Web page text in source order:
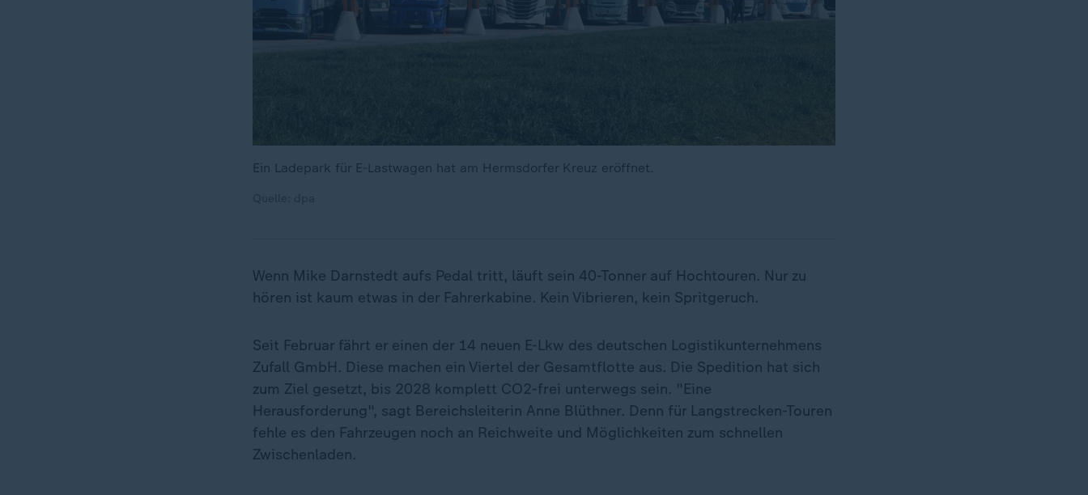
Ein Ladepark für E-Lastwagen hat am Hermsdorfer Kreuz eröffnet.
Wenn Mike Darnstedt aufs Pedal tritt, läuft sein 40-Tonner auf Hochtouren. Nur zu
hören ist kaum etwas in der Fahrerkabine. Kein Vibrieren, kein Spritgeruch.
Seit Februar fährt er einen der 14 neuen E-Lkw des deutschen Logistikunternehmens
Zufall GmbH. Diese machen ein Viertel der Gesamtflotte aus. Die Spedition hat sich
zum Ziel gesetzt, bis 2028 komplett CO2-frei unterwegs sein. "Eine
Herausforderung", sagt Bereichsleiterin Anne Blüthner. Denn für Langstrecken-Touren
fehle es den Fahrzeugen noch an Reichweite und Möglichkeiten zum schnellen
Zwischenladen.